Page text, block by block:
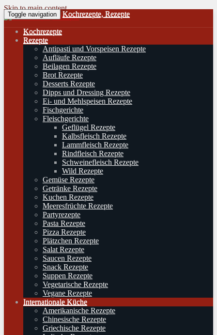
Skip to main content
Toggle navigation Kochrezepte, Rezepte
Kochrezepte
Rezepte
Antipasti und Vorspeisen Rezepte
Aufläufe Rezepte
Beilagen Rezepte
Brot Rezepte
Desserts Rezepte
Dipps und Dressing Rezepte
Ei- und Mehlspeisen Rezepte
Fischgerichte
Fleischgerichte
Geflügel Rezepte
Kalbsfleisch Rezepte
Lammfleisch Rezepte
Rindfleisch Rezepte
Schweinefleisch Rezepte
Wild Rezepte
Gemüse Rezepte
Getränke Rezepte
Kuchen Rezepte
Meeresfrüchte Rezepte
Partyrezepte
Pasta Rezepte
Pizza Rezepte
Plätzchen Rezepte
Salat Rezepte
Saucen Rezepte
Snack Rezepte
Suppen Rezepte
Vegetarische Rezepte
Vegane Rezepte
Internationale Küche
Amerikanische Rezepte
Chinesische Rezepte
Griechische Rezepte